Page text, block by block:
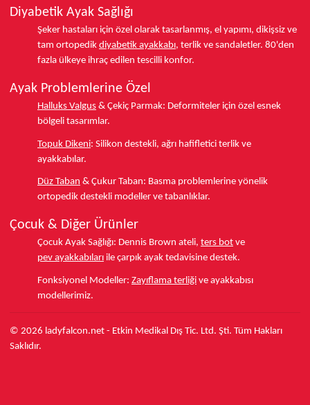
Diyabetik Ayak Sağlığı
Şeker hastaları için özel olarak tasarlanmış, el yapımı, dikişsiz ve
tam ortopedik diyabetik ayakkabı, terlik ve sandaletler. 80'den
fazla ülkeye ihraç edilen tescilli konfor.
Ayak Problemlerine Özel
Halluks Valgus & Çekiç Parmak: Deformiteler için özel esnek
bölgeli tasarımlar.
Topuk Dikeni: Silikon destekli, ağrı hafifletici terlik ve
ayakkabılar.
Düz Taban & Çukur Taban: Basma problemlerine yönelik
ortopedik destekli modeller ve tabanlıklar.
Çocuk & Diğer Ürünler
Çocuk Ayak Sağlığı: Dennis Brown ateli, ters bot ve
pev ayakkabıları ile çarpık ayak tedavisine destek.
Fonksiyonel Modeller: Zayıflama terliği ve ayakkabısı
modellerimiz.
© 2026 ladyfalcon.net - Etkin Medikal Dış Tic. Ltd. Şti. Tüm Hakları
Saklıdır.